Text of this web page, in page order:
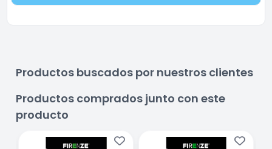
Productos buscados por nuestros clientes
Productos comprados junto con este
producto